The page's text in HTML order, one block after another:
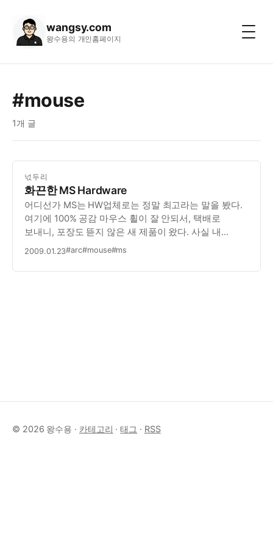
wangsy.com
왕수용의 개인홈페이지
#mouse
1개 글
넋두리
화끈한 MS Hardware
어디선가 MS는 HW업체로는 정말 최고라는 말을 봤다.
여기에 100% 공감 마우스 휠이 잘 안되서, 택배로
보내니, 포장도 뜯지 않은 새 제품이 왔다. 사실 내
마우스는 다른 분께서 주신걸 받아서 쓰고 있었는데, 새
2009.01.23#arc#mouse#ms
© 2026 왕수용 · 카테고리 ·태그 · RSS